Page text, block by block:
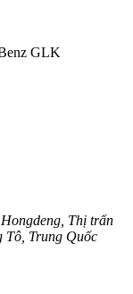
GLK
Thị trấn
Trung Quốc